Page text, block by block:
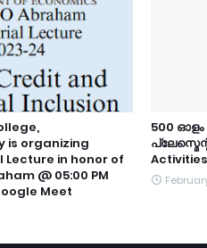
is organizing
Lecture in honor of
@ 05:00 PM
Meet
500 ഓളം